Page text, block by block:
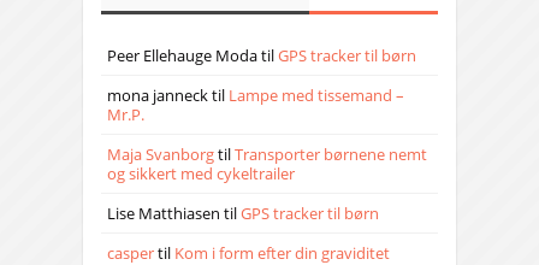
Peer Ellehauge ModatilGPS tracker til børn
mona jannecktil Lampe med tissemand –
Mr.P.
Maja SvanborgtilTransporter børnene nemt
og sikkert med cykeltrailer
Lise Matthiasen tilGPS tracker til børn
caspertil Kom i form efter din graviditet